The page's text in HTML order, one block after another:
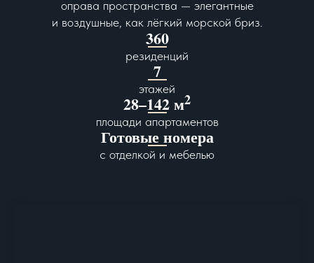
оправа пространства — элегантные
и воздушные, как лёгкий морской бриз.
360
резиденций
7
этажей
28–142 м2
площади апартаментов
Готовые номера
с отделкой и мебелью